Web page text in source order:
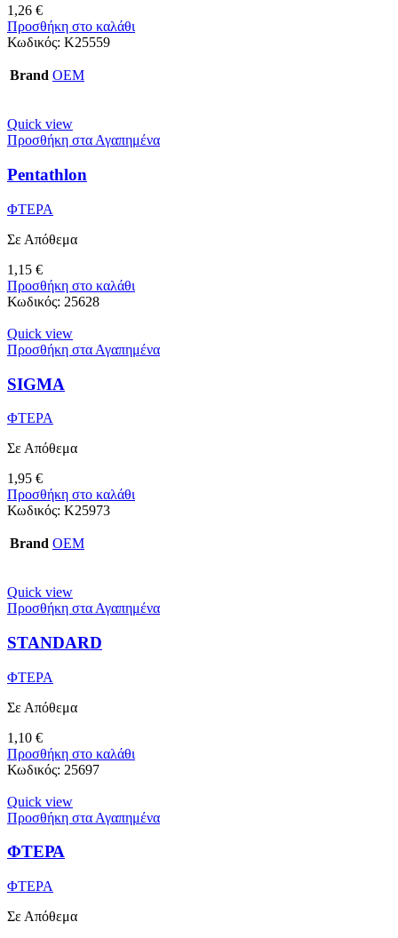
1,26 €
Προσθήκη στο καλάθι
Κωδικός: K25559
Brand OEM
Quick view
Προσθήκη στα Αγαπημένα
Pentathlon
ΦΤΕΡΑ
Σε Απόθεμα
1,15 €
Προσθήκη στο καλάθι
Κωδικός: 25628
Quick view
Προσθήκη στα Αγαπημένα
SIGMA
ΦΤΕΡΑ
Σε Απόθεμα
1,95 €
Προσθήκη στο καλάθι
Κωδικός: K25973
Brand OEM
Quick view
Προσθήκη στα Αγαπημένα
STANDARD
ΦΤΕΡΑ
Σε Απόθεμα
1,10 €
Προσθήκη στο καλάθι
Κωδικός: 25697
Quick view
Προσθήκη στα Αγαπημένα
ΦΤΕΡΑ
ΦΤΕΡΑ
Σε Απόθεμα